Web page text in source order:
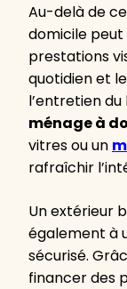
Au-delà de
domicile
prestations
quotidien et
l’entretien
ménage à
vitres ou un
rafraîchir
Un extérieur
également à
sécurisé.
financer des